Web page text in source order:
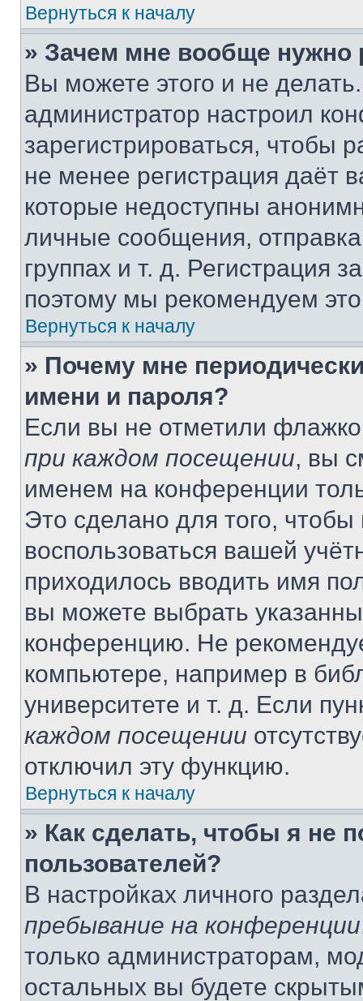
Вернуться к началу
» Зачем мне вообще нужно
Вы можете этого и не
администратор настроил
зарегистрироваться, чтобы
не менее регистрация даёт
которые недоступны
личные сообщения,
группах и т. д. Регистрация
поэтому мы рекомендуем
Вернуться к началу
» Почему мне
имени и пароля?
Если вы не отметили
при каждом посещении, вы
именем на конференции
Это сделано для того, чтобы
воспользоваться вашей
приходилось вводить имя
вы можете выбрать
конференцию. Не
компьютере, например в
университете и т. д. Если
каждом посещении
отключил эту функцию.
Вернуться к началу
» Как сделать, чтобы я не
пользователей?
В настройках личного
пребывание на конференции
только администраторам,
остальных вы будете